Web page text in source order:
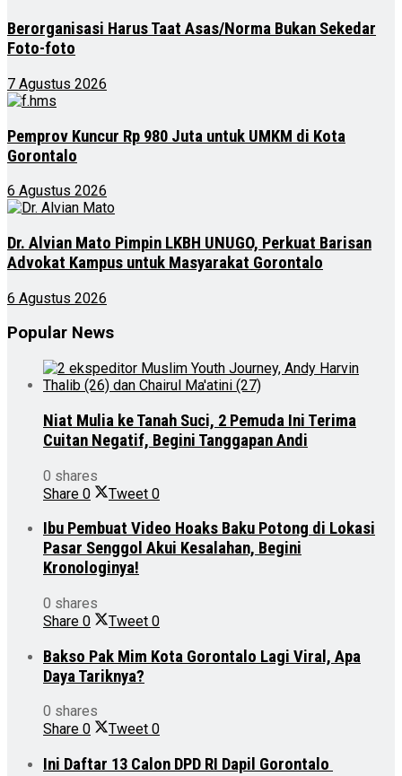
Berorganisasi Harus Taat Asas/Norma Bukan Sekedar
Foto-foto
7 Agustus 2026
Pemprov Kuncur Rp 980 Juta untuk UMKM di Kota
Gorontalo
6 Agustus 2026
Dr. Alvian Mato Pimpin LKBH UNUGO, Perkuat Barisan
Advokat Kampus untuk Masyarakat Gorontalo
6 Agustus 2026
Popular News
Niat Mulia ke Tanah Suci, 2 Pemuda Ini Terima
Cuitan Negatif, Begini Tanggapan Andi
0 shares
Share 0 Tweet 0
Ibu Pembuat Video Hoaks Baku Potong di Lokasi
Pasar Senggol Akui Kesalahan, Begini
Kronologinya!
0 shares
Share 0 Tweet 0
Bakso Pak Mim Kota Gorontalo Lagi Viral, Apa
Daya Tariknya?
0 shares
Share 0 Tweet 0
Ini Daftar 13 Calon DPD RI Dapil Gorontalo